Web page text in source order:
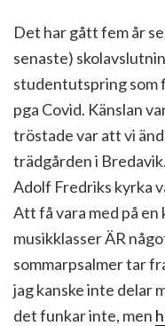
Det har gått fem år
senaste)
studentutspring som
pga Covid. Känslan
tröstade var att vi
trädgården i
Adolf Fredriks kyrka
Att få vara med på
musikklasser ÄR
sommarpsalmer tar
jag kanske inte delar
det funkar inte, men